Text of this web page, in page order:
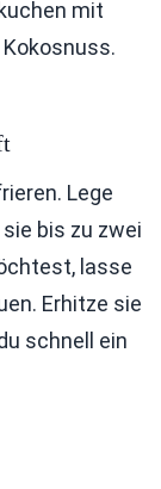
mit
Lege
bis zu zwei
lasse
Erhitze sie
schnell ein